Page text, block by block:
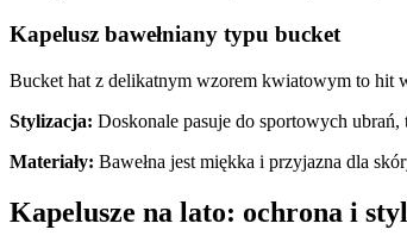
Kapelusz bawełniany typu bucket
Bucket hat z delikatnym wzorem kwiatowym to hit
Stylizacja: Doskonale pasuje do sportowych
Materiały: Bawełna jest miękka i przyjazna dla
Kapelusze na lato: ochrona i styl